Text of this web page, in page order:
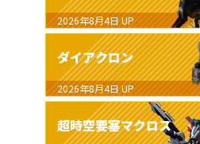
2026年8月4日 UP
ダイアクロン
2026年8月4日 UP
超時空要塞マクロス